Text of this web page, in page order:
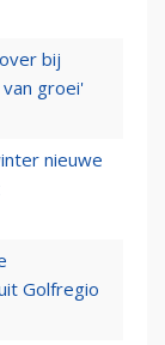
bij
groei'
nieuwe
Golfregio